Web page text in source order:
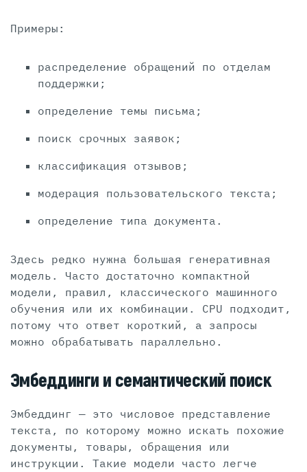
Примеры:
распределение обращений по отделам
поддержки;
определение темы письма;
поиск срочных заявок;
классификация отзывов;
модерация пользовательского текста;
определение типа документа.
Здесь редко нужна большая генеративная
модель. Часто достаточно компактной
модели, правил, классического машинного
обучения или их комбинации. CPU подходит,
потому что ответ короткий, а запросы
можно обрабатывать параллельно.
Эмбеддинги и семантический поиск
Эмбеддинг — это числовое представление
текста, по которому можно искать похожие
документы, товары, обращения или
инструкции. Такие модели часто легче